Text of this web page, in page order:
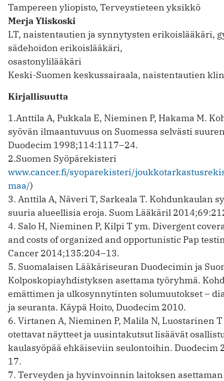
Tampereen yliopisto, Terveystieteen yksikkö
Merja Yliskoski
LT, naistentautien ja synnytysten erikoislääkäri,
sädehoidon erikoislääkäri,
osastonylilääkäri
Keski-Suomen keskussairaala, naistentautien
Kirjallisuutta
1.Anttila A, Pukkala E, Nieminen P, Hakama M.
syövän ilmaantuvuus on Suomessa selvästi
Duodecim 1998;114:1117–24.
2.Suomen Syöpärekisteri
www.cancer.fi/syoparekisteri/
maa/)
3. Anttila A, Näveri T, Sarkeala T. Kohdunkaulan
suuria alueellisia eroja. Suom Lääkäril
4. Salo H, Nieminen P, Kilpi T ym. Divergent
and costs of organized and opportunistic Pap
Cancer 2014;135:204–13.
5. Suomalaisen Lääkäriseuran Duodecimin ja
Kolposkopiayhdistyksen asettama työryhmä.
emättimen ja ulkosynnytinten solumuutokset –
ja seuranta. Käypä Hoito, Duodecim 2010.
6. Virtanen A, Nieminen P, Malila N, Luostarinen
otettavat näytteet ja uusintakutsut lisäävät
kaulasyöpää ehkäiseviin seulontoihin. Duodecim
17.
7. Terveyden ja hyvinvoinnin laitoksen asettaman